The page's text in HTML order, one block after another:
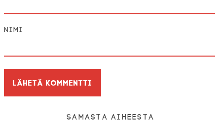
Nimi
Samasta aiheesta